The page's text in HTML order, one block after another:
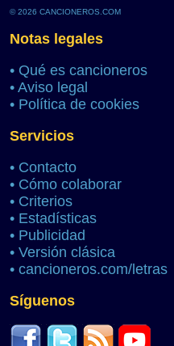
© 2026 CANCIONEROS.COM
Notas legales
• Qué es cancioneros
• Aviso legal
• Política de cookies
Servicios
• Contacto
• Cómo colaborar
• Criterios
• Estadísticas
• Publicidad
• Versión clásica
• cancioneros.com/letras
Síguenos